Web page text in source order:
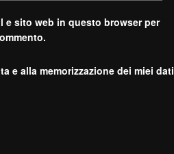
e sito web in questo browser per
e alla memorizzazione dei miei dati